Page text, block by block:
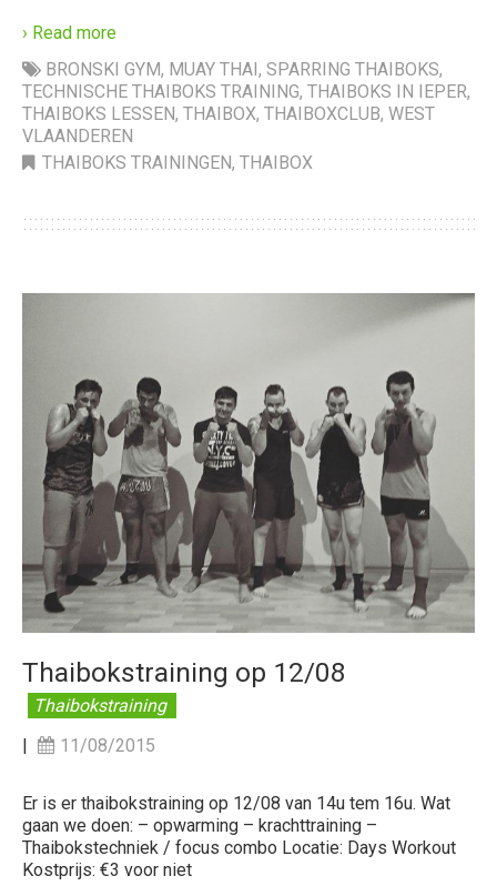
› Read more
BRONSKI GYM, MUAY THAI, SPARRING THAIBOKS,
TECHNISCHE THAIBOKS TRAINING, THAIBOKS IN IEPER,
THAIBOKS LESSEN, THAIBOX, THAIBOXCLUB, WEST
VLAANDEREN
THAIBOKS TRAININGEN, THAIBOX
Thaibokstraining op 12/08
Thaibokstraining
|
11/08/2015
Er is er thaibokstraining op 12/08 van 14u tem 16u. Wat
gaan we doen: – opwarming – krachttraining –
Thaibokstechniek / focus combo Locatie: Days Workout
Kostprijs: €3 voor niet